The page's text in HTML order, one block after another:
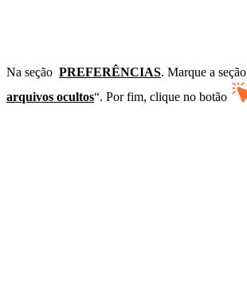
Na seção PREFERÊNCIAS. Marque a seção
arquivos ocultos“. Por fim, clique no botão